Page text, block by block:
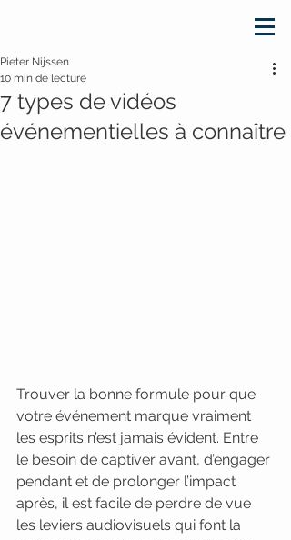
7 types de vidéos
événementielles à connaître
Pieter Nijssen
10 min de lecture
Trouver la bonne formule pour que
votre événement marque vraiment
les esprits n’est jamais évident. Entre
le besoin de captiver avant, d’engager
pendant et de prolonger l’impact
après, il est facile de perdre de vue
les leviers audiovisuels qui font la